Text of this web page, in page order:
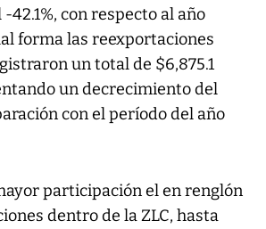
42.1%, con respecto al año
forma las reexportaciones
un total de $6,875.1
un decrecimiento del
con el período del año
participación el en renglón
dentro de la ZLC, hasta